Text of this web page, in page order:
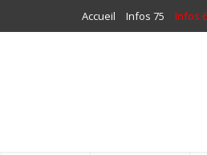
Accueil Infos 75 Infos